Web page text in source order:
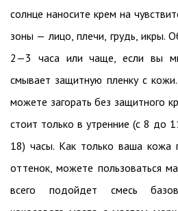
солнце наносите крем на
зоны — лицо, плечи, грудь, икры.
2—3 часа или чаще, если вы
смывает защитную пленку с
можете загорать без защитного
стоит только в утренние (с 8 до
18) часы. Как только ваша кожа
оттенок, можете пользоваться
всего подойдет смесь